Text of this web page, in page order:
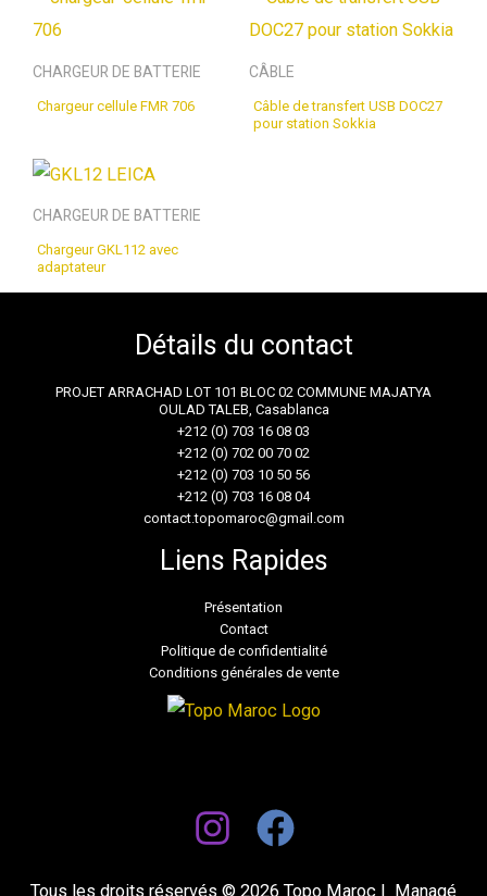
CHARGEUR DE BATTERIE
Chargeur cellule FMR 706
CÂBLE
Câble de transfert USB DOC27
pour station Sokkia
CHARGEUR DE BATTERIE
Chargeur GKL112 avec
adaptateur
Détails du contact
PROJET ARRACHAD LOT 101 BLOC 02 COMMUNE MAJATYA
OULAD TALEB, Casablanca
+212 (0) 703 16 08 03
+212 (0) 702 00 70 02
+212 (0) 703 10 50 56
+212 (0) 703 16 08 04
contact.topomaroc@gmail.com
Liens Rapides
Présentation
Contact
Politique de confidentialité
Conditions générales de vente
Tous les droits réservés © 2026 Topo Maroc | Managé